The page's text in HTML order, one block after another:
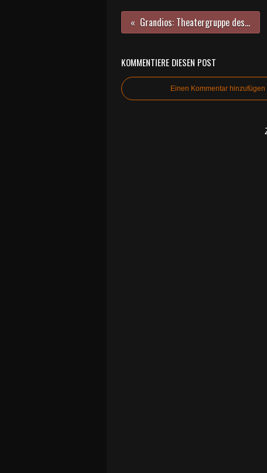
Grandios: Theatergruppe des Gymnasiums Veitshöchheim inszenierte Shakespeares "Wie es euch gefällt"
KOMMENTIERE DIESEN POST
Einen Kommentar hinzufügen